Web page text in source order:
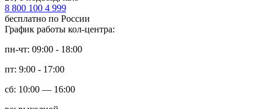
8 800 100 4 999
бесплатно по России
График работы кол-центра:
пн-чт: 09:00 - 18:00
пт: 9:00 - 17:00
сб: 10:00 — 16:00